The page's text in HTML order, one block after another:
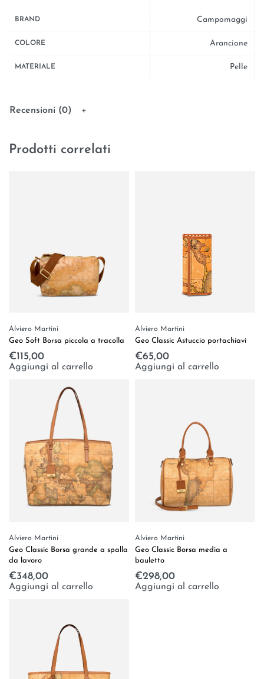
BRAND Campomaggi
COLORE Arancione
MATERIALE Pelle
Recensioni (0)
Prodotti correlati
Alviero Martini
Geo Soft Borsa piccola a tracolla
€115,00
Aggiungi al carrello
Alviero Martini
Geo Classic Astuccio portachiavi
€65,00
Aggiungi al carrello
Alviero Martini
Geo Classic Borsa grande a spalla
da lavoro
€348,00
Aggiungi al carrello
Alviero Martini
Geo Classic Borsa media a
bauletto
€298,00
Aggiungi al carrello